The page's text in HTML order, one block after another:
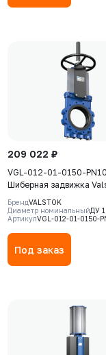
209 022 ₽
VGL-012-01-0150-
Шиберная задвижка
серия VGL, DN 0150,
редуктор, выдвижной
корпус GJS-500-
AISI304, седловое
EPDM
БрендVALSTOK
Диаметр номинальныйДУ
АртикулVGL-012-01-0150-
Под заказ